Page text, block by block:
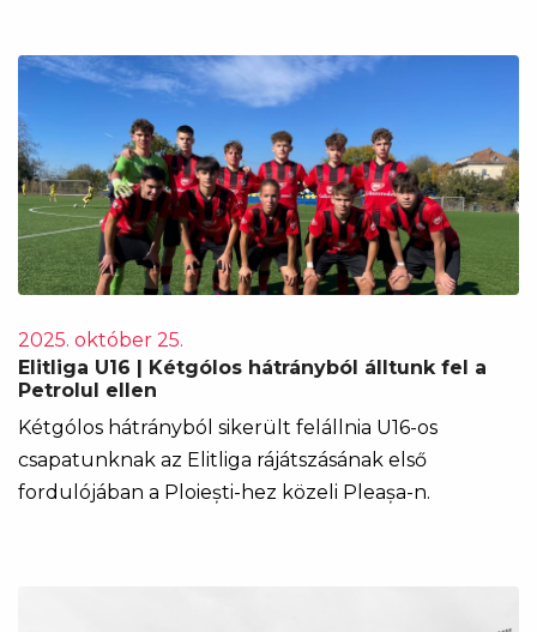
2025. október 25.
Elitliga U16 | Kétgólos hátrányból álltunk fel a
Petrolul ellen
Kétgólos hátrányból sikerült felállnia U16-os
csapatunknak az Elitliga rájátszásának első
fordulójában a Ploiești-hez közeli Pleașa-n.